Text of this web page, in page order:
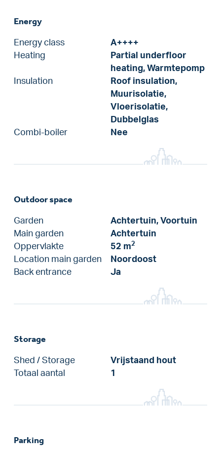
Energy
Energy class
A++++
Heating
Partial underfloor
heating, Warmtepomp
Insulation
Roof insulation,
Muurisolatie,
Vloerisolatie,
Dubbelglas
Combi-boiler
Nee
Outdoor space
Garden
Achtertuin, Voortuin
Main garden
Achtertuin
Oppervlakte
52 m2
Location main garden
Noordoost
Back entrance
Ja
Storage
Shed / Storage
Vrijstaand hout
Totaal aantal
1
Parking